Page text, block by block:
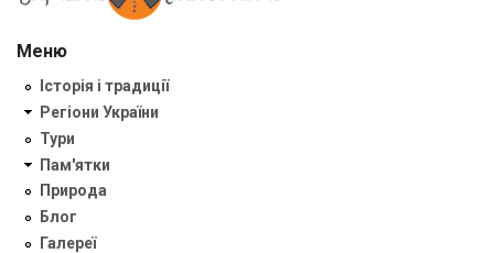
Меню
Історія і традиції
Регіони України
Тури
Пам'ятки
Природа
Блог
Галереї